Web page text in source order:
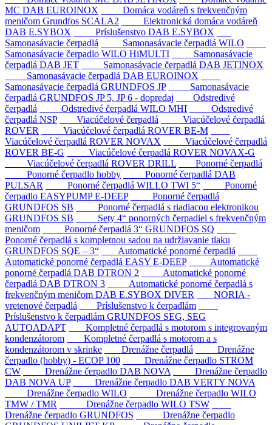
MC DAB EUROINOX
Domáca vodáreň s frekvenčným
meničom Grundfos SCALA2
Elektronická domáca vodáreň
DAB E.SYBOX
Príslušenstvo DAB E.SYBOX
Samonasávacie čerpadlá
Samonasávacie čerpadlá WILO
Samonasávacie čerpadlo WILO HiMULTI
Samonasávacie
čerpadlá DAB JET
Samonasávacie čerpadlá DAB JETINOX
Samonasávacie čerpadlá DAB EUROINOX
Samonasávacie čerpadlá GRUNDFOS JP
Samonasávacie
čerpadlá GRUNDFOS JP 5, JP 6 - dopredaj
Odstredivé
čerpadlá
Odstredivé čerpadlá WILO MHI
Odstredivé
čerpadlá NSP
Viacúčelové čerpadlá
Viacúčelové čerpadlá
ROVER
Viacúčelové čerpadlá ROVER BE-M
Viacúčelové čerpadlá ROVER NOVAX
Viacúčelové čerpadlá
ROVER BE-G
Viacúčelové čerpadlá ROVER NOVAX-G
Viacúčelové čerpadlá ROVER DRILL
Ponorné čerpadlá
Ponorné čerpadlo hobby
Ponorné čerpadlá DAB
PULSAR
Ponorné čerpadlá WILLO TWI 5“
Ponorné
čerpadlo EASYPUMP E-DEEP
Ponorné čerpadlá
GRUNDFOS SB
Ponorné čerpadlá s riadiacou elektronikou
GRUNDFOS SB
Sety 4“ ponorných čerpadiel s frekvenčným
meničom
Ponorné čerpadlá 3“ GRUNDFOS SQ
Ponorné čerpadlá s kompletnou sadou na udržiavanie tlaku
GRUNDFOS SQE – 3“
Automatické ponorné čerpadlá
Automatické ponorné čerpadlá EASY E-DEEP
Automatické
ponorné čerpadlá DAB DTRON 2
Automatické ponorné
čerpadlá DAB DTRON 3
Automatické ponorné čerpadlá s
frekvenčným meničom DAB E.SYBOX DIVER
NORIA -
vretenové čerpadlá
Príslušenstvo k čerpadlám
Príslušenstvo k čerpadlám GRUNDFOS SEG, SEG
AUTOADAPT
Kompletné čerpadlá s motorom s integrovaným
kondenzátorom
Kompletné čerpadlá s motorom a s
kondenzátorom v skrinke
Drenážne čerpadlá
Drenážne
čerpadlo (hobby) - ECOP 100
Drenážne čerpadlo STROM
CW
Drenážne čerpadlo DAB NOVA
Drenážne čerpadlo
DAB NOVA UP
Drenážne čerpadlo DAB VERTY NOVA
Drenážne čerpadlo WILO
Drenážne čerpadlo WILO
TMW / TMR
Drenážne čerpadlo WILO TSW
Drenážne čerpadlo GRUNDFOS
Drenážne čerpadlo